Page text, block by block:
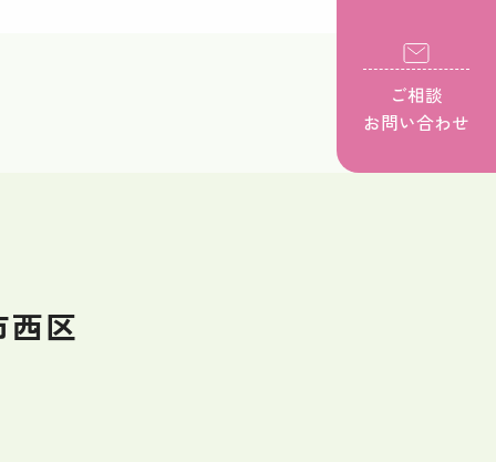
ご相談
お問い合わせ
区